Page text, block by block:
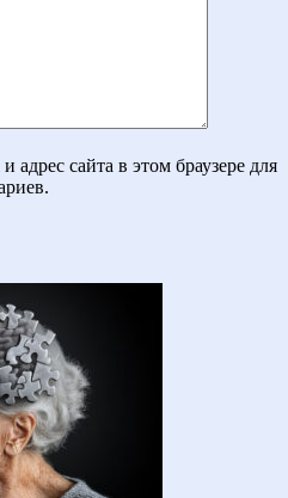
адрес сайта в этом браузере для